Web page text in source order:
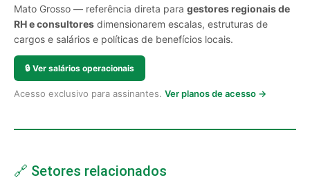
Mato Grosso — referência direta para gestores regionais de
RH e consultores dimensionarem escalas, estruturas de
cargos e salários e políticas de benefícios locais.
🔒 Ver salários operacionais
Acesso exclusivo para assinantes. Ver planos de acesso →
🔗 Setores relacionados